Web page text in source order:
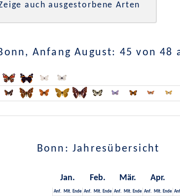
auch ausgestorbene Arten
Anfang August: 45 von 48
Bonn: Jahresübersicht
Jan. Feb. Mär. Apr.
Anf. Mit. Ende Anf. Mit. Ende Anf. Mit. Ende Anf. Mit. Ende Anf.